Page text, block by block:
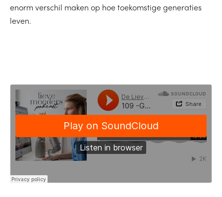
enorm verschil maken op hoe toekomstige generaties
leven.